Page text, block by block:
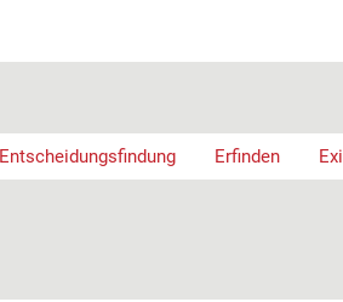
Entscheidungsfindung Erfinden